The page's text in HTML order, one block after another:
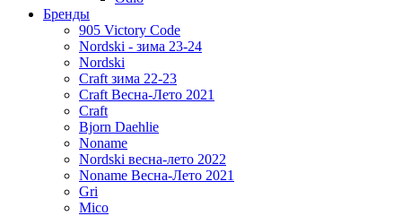
Бренды
905 Victory Code
Nordski - зима 23-24
Nordski
Craft зима 22-23
Craft Весна-Лето 2021
Craft
Bjorn Daehlie
Noname
Nordski весна-лето 2022
Noname Весна-Лето 2021
Gri
Mico